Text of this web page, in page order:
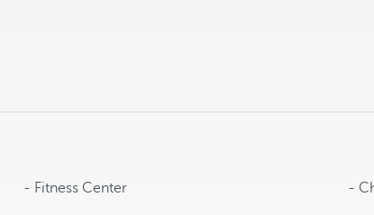
- Fitness Center -